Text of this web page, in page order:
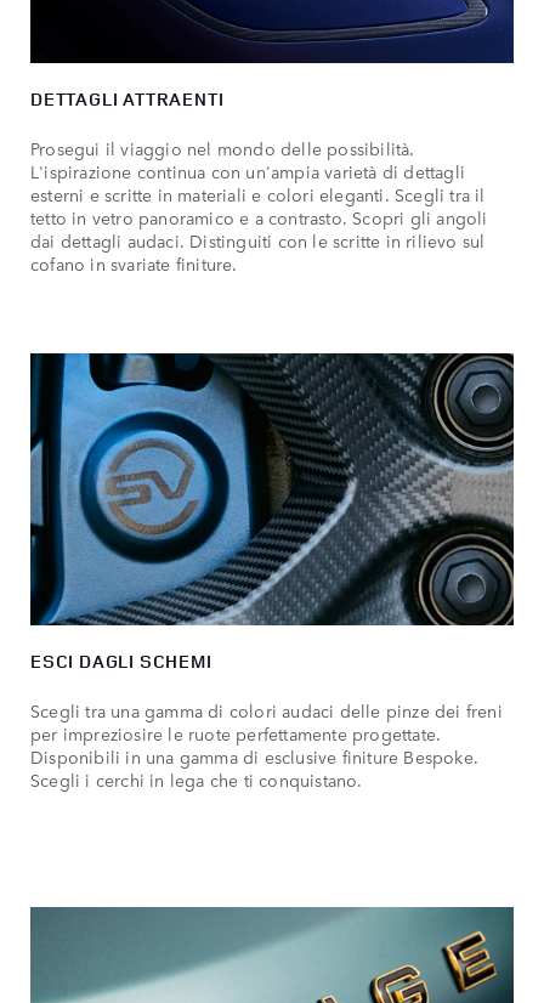
DETTAGLI ATTRAENTI
Prosegui il viaggio nel mondo delle possibilità.
L'ispirazione continua con un'ampia varietà di dettagli
esterni e scritte in materiali e colori eleganti. Scegli tra il
tetto in vetro panoramico e a contrasto. Scopri gli angoli
dai dettagli audaci. Distinguiti con le scritte in rilievo sul
cofano in svariate finiture.
ESCI DAGLI SCHEMI
Scegli tra una gamma di colori audaci delle pinze dei freni
per impreziosire le ruote perfettamente progettate.
Disponibili in una gamma di esclusive finiture Bespoke.
Scegli i cerchi in lega che ti conquistano.